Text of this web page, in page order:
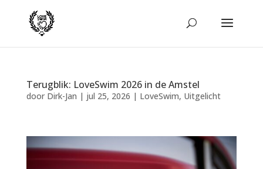
Terugblik: LoveSwim 2026 in de Amstel
door Dirk-Jan | jul 25, 2026 | LoveSwim, Uitgelicht